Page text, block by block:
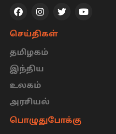
செய்திகள்
தமிழகம்
இந்திய
உலகம்
அரசியல்
பொழுதுபோக்கு